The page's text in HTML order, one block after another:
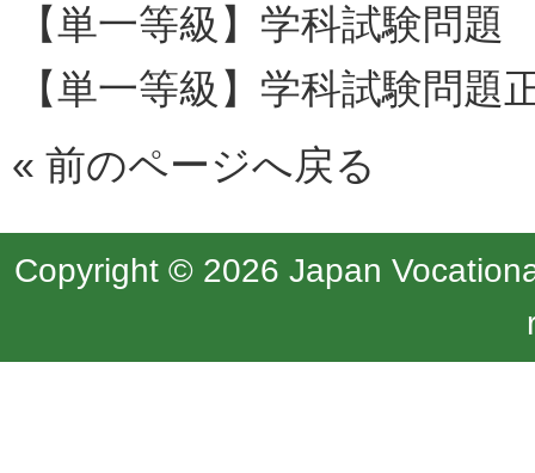
【単一等級】学科試験問題
【単一等級】学科試験問題
« 前のページへ戻る
Copyright © 2026 Japan